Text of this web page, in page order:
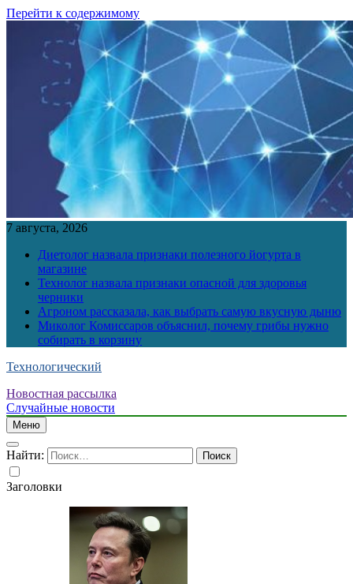
Перейти к содержимому
7 августа, 2026
Диетолог назвала признаки полезного йогурта в
магазине
Технолог назвала признаки опасной для здоровья
черники
Агроном рассказала, как выбрать самую вкусную дыню
Миколог Комиссаров объяснил, почему грибы нужно
собирать в корзину
Технологический
Новостная рассылка
Случайные новости
Меню
Найти:
Заголовки